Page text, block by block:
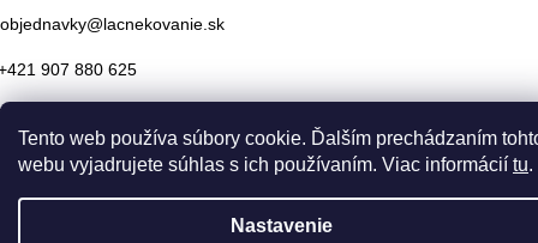
Tento web používa súbory cookie. Ďalším prechádzaním
webu vyjadrujete súhlas s ich používaním. Viac informácií tu.
Nastavenie
objednavky@lacnekovanie.sk
907 880 625